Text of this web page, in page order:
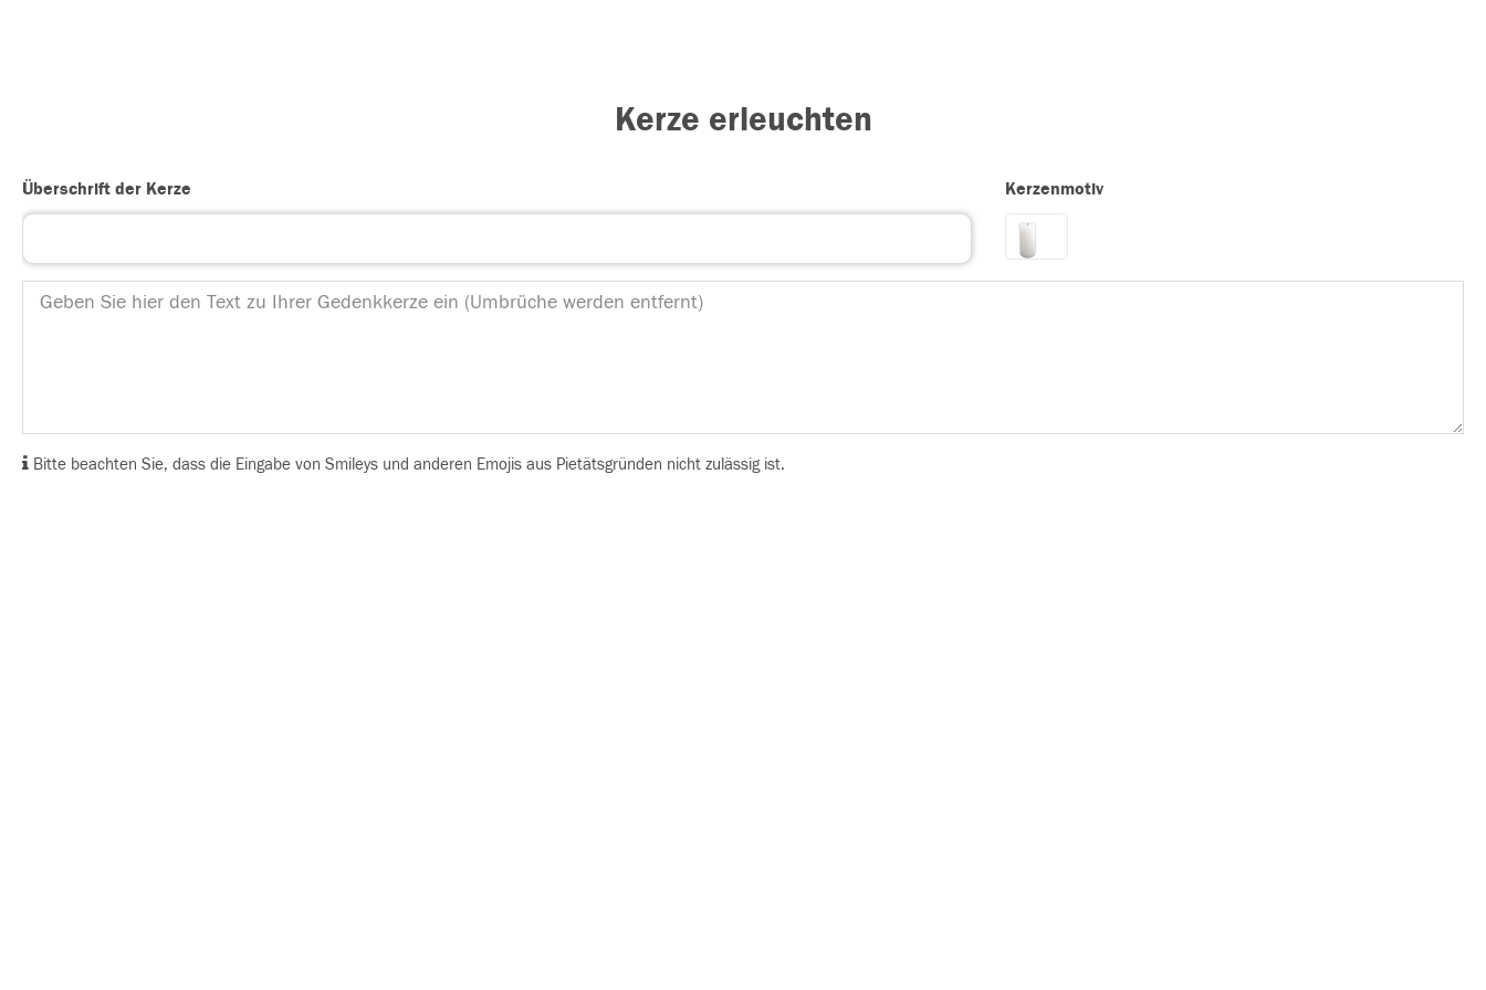
Kerze erleuchten
Überschrift der Kerze Kerzenmotiv
Bitte beachten Sie, dass die Eingabe von Smileys und anderen Emojis aus Pietätsgründen nicht zulässig ist.